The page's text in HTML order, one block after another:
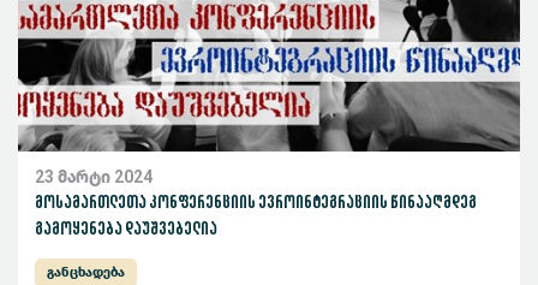
23 მარტი 2024
მოსამართლეთა კონფერენციის ევროინტეგრაციის წინააღმდეგ
გამოყენება დაუშვებელია
განცხადება